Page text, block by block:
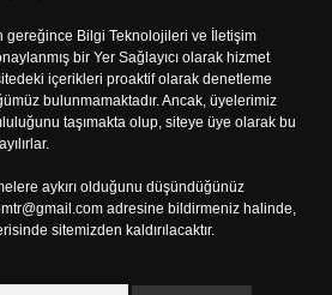
gereğince Bilgi Teknolojileri ve İletişim
bir Yer Sağlayıcı olarak hizmet
içerikleri proaktif olarak denetleme
bulunmamaktadır. Ancak, üyelerimiz
taşımakta olup, siteye üye olarak bu
aykırı olduğunu düşündüğünüz
adresine bildirmeniz halinde,
sitemizden kaldırılacaktır.